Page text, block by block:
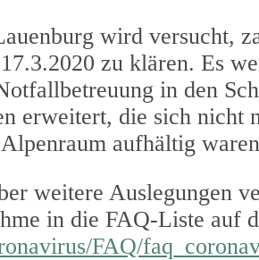
wird versucht,
zu klären. Es
in den
erweitert, die sich nicht
aufhältig
weitere Auslegungen
in die FAQ-Liste auf
FAQ/